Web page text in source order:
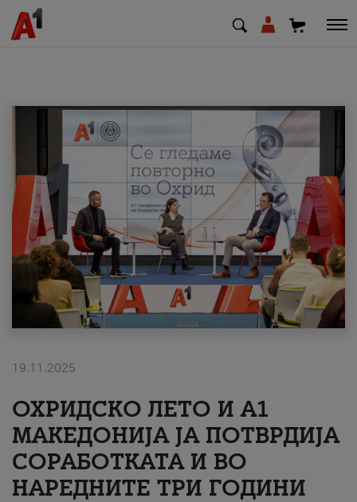
МК SQ
Приватни Деловни
Поддршка
Надополни кредит
#ПодобарОнлајн
19.11.2025
ОХРИДСКО ЛЕТО И A1
МАКЕДОНИЈА ЈА ПОТВРДИЈА
СОРАБОТКАТА И ВО
НАРЕДНИТЕ ТРИ ГОДИНИ